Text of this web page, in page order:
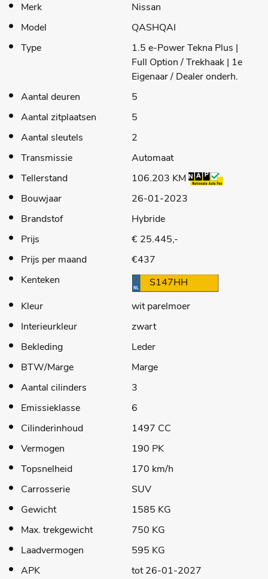
Merk
Nissan
Model
QASHQAI
Type
1.5 e-Power Tekna Plus |
Full Option / Trekhaak | 1e
Eigenaar / Dealer onderh.
Aantal deuren
5
Aantal zitplaatsen
5
Aantal sleutels
2
Transmissie
Automaat
Tellerstand
106.203 KM
Bouwjaar
26-01-2023
Brandstof
Hybride
Prijs
€ 25.445,-
Prijs per maand
€437
Kenteken
S147HH
Kleur
wit parelmoer
Interieurkleur
zwart
Bekleding
Leder
BTW/Marge
Marge
Aantal cilinders
3
Emissieklasse
6
Cilinderinhoud
1497 CC
Vermogen
190 PK
Topsnelheid
170 km/h
Carrosserie
SUV
Gewicht
1585 KG
Max. trekgewicht
750 KG
Laadvermogen
595 KG
APK
tot 26-01-2027